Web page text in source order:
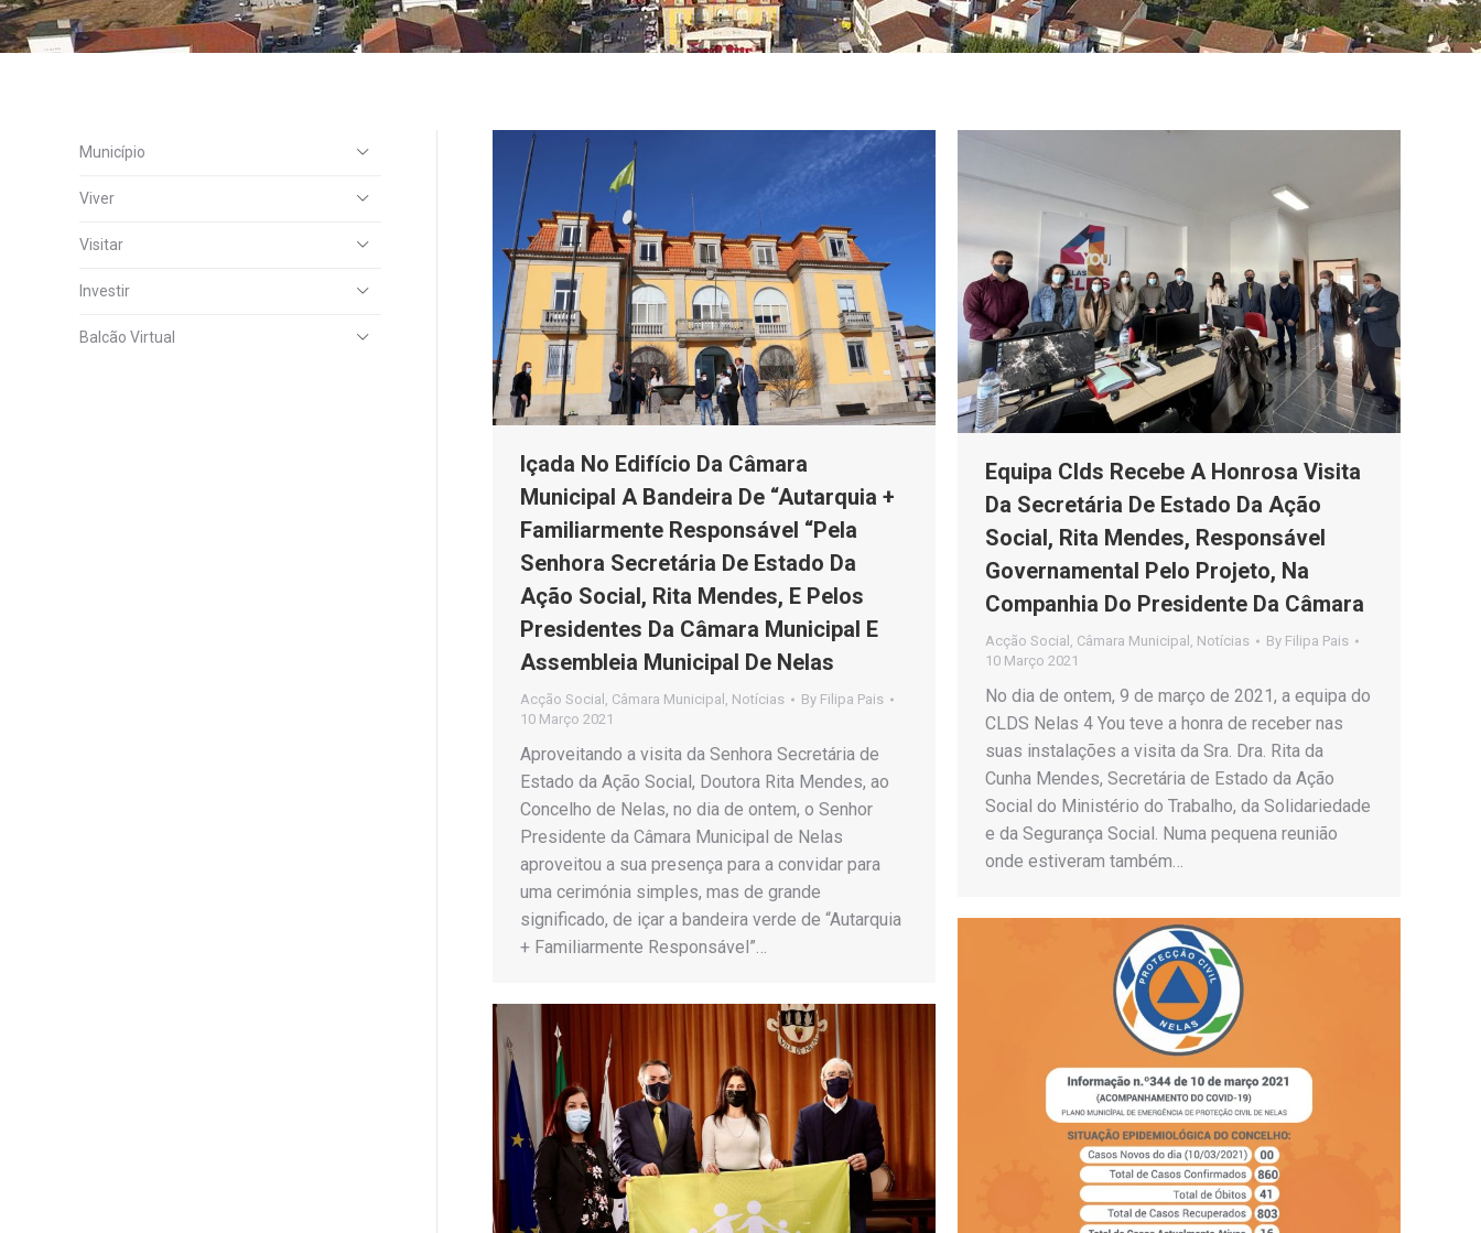
Içada No Edifício Da Câmara
Municipal A Bandeira De “Autarquia +
Familiarmente Responsável “Pela
Senhora Secretária De Estado Da
Ação Social, Rita Mendes, E Pelos
Presidentes Da Câmara Municipal E
Assembleia Municipal De Nelas
Acção Social Câmara Municipal Notícias By Filipa Pais
10 Março 2021
Aproveitando a visita da Senhora Secretária de
Estado da Ação Social, Doutora Rita Mendes, ao
Concelho de Nelas, no dia de ontem, o Senhor
Presidente da Câmara Municipal de Nelas
aproveitou a sua presença para a convidar para
uma cerimónia simples, mas de grande
significado, de içar a bandeira verde de “Autarquia
+ Familiarmente Responsável”…
Equipa Clds Recebe A Honrosa Visita
Da Secretária De Estado Da Ação
Social, Rita Mendes, Responsável
Governamental Pelo Projeto, Na
Companhia Do Presidente Da Câmara
Acção Social Câmara Municipal Notícias By Filipa Pais
10 Março 2021
No dia de ontem, 9 de março de 2021, a equipa do
CLDS Nelas 4 You teve a honra de receber nas
suas instalações a visita da Sra. Dra. Rita da
Cunha Mendes, Secretária de Estado da Ação
Social do Ministério do Trabalho, da Solidariedade
e da Segurança Social. Numa pequena reunião
onde estiveram também…
Município
Viver
Visitar
Investir
Balcão Virtual